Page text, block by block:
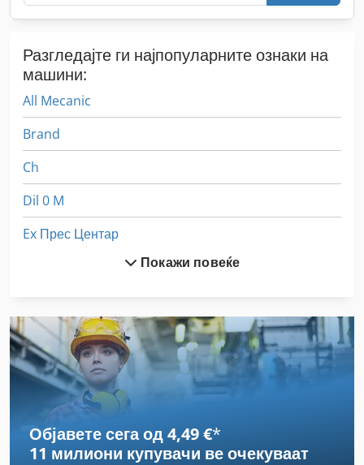
Разгледајте ги најпопуларните ознаки на
машини:
All Mecanic
Brand
Ch
Dil 0 M
Ex Прес Центар
Gastl Rg 200
German
Gkt 60
Gx 11 Ff
Покажи повеќе
Објавете сега од 4,49 €*
11 милиони купувачи ве очекуваат